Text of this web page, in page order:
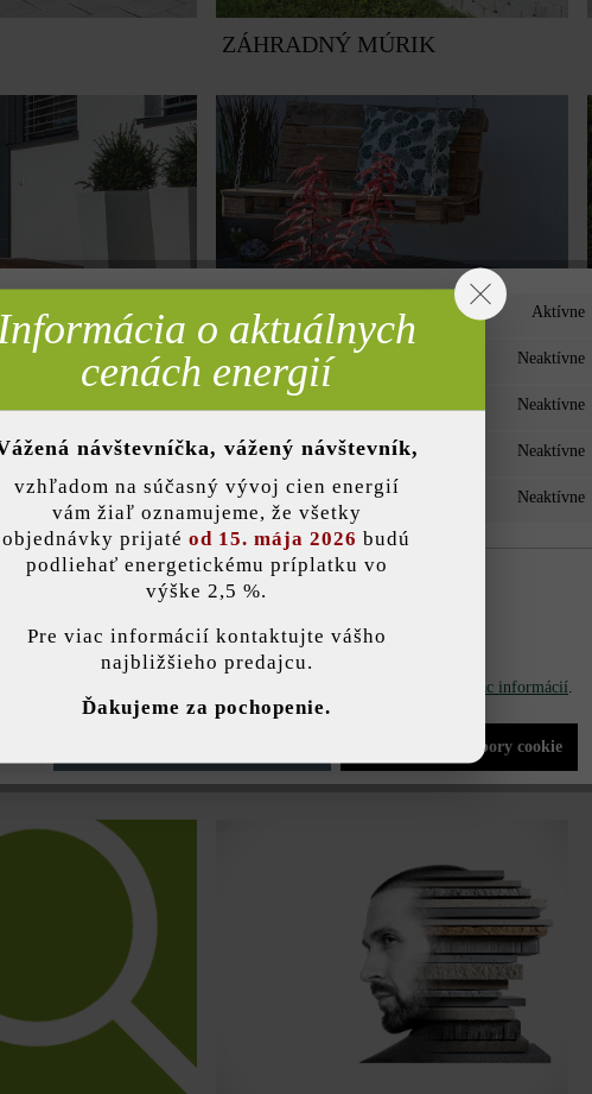
ZÁHRADNÝ MÚRIK
STUPNICE & SCHODY
BETÓNOVÉ OBJEKTY
Aktívne
Neaktívne
Neaktívne
Neaktívne
Neaktívne
súbory cookie, aby vám ponúkla najlepšiu možnú funkčnosť... Viac informácií.
Povoliť všetky súbory cookie
o aktuálnych
cenách energií
návštevníčka, vážený návštevník,
vzhľadom na súčasný vývoj cien energií
vám žiaľ oznamujeme, že všetky
objednávky prijaté od 15. mája 2026 budú
podliehať energetickému príplatku vo
výške 2,5 %.
Pre viac informácií kontaktujte vášho
najbližšieho predajcu.
Ďakujeme za pochopenie.